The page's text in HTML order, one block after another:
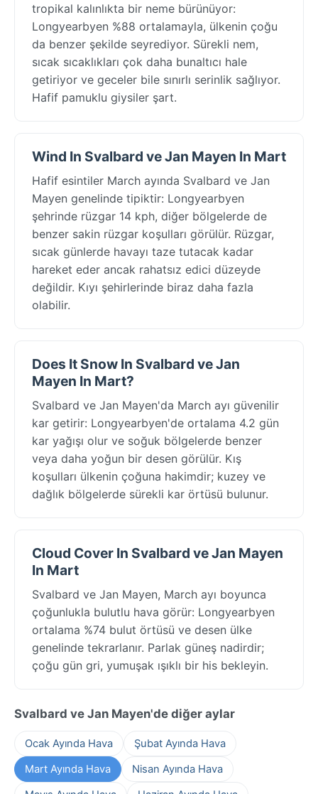
tropikal kalınlıkta bir neme bürünüyor:
Longyearbyen %88 ortalamayla, ülkenin çoğu
da benzer şekilde seyrediyor. Sürekli nem,
sıcak sıcaklıkları çok daha bunaltıcı hale
getiriyor ve geceler bile sınırlı serinlik sağlıyor.
Hafif pamuklu giysiler şart.
Wind In Svalbard ve Jan Mayen In Mart
Hafif esintiler March ayında Svalbard ve Jan
Mayen genelinde tipiktir: Longyearbyen
şehrinde rüzgar 14 kph, diğer bölgelerde de
benzer sakin rüzgar koşulları görülür. Rüzgar,
sıcak günlerde havayı taze tutacak kadar
hareket eder ancak rahatsız edici düzeyde
değildir. Kıyı şehirlerinde biraz daha fazla
olabilir.
Does It Snow In Svalbard ve Jan
Mayen In Mart?
Svalbard ve Jan Mayen'da March ayı güvenilir
kar getirir: Longyearbyen'de ortalama 4.2 gün
kar yağışı olur ve soğuk bölgelerde benzer
veya daha yoğun bir desen görülür. Kış
koşulları ülkenin çoğuna hakimdir; kuzey ve
dağlık bölgelerde sürekli kar örtüsü bulunur.
Cloud Cover In Svalbard ve Jan Mayen
In Mart
Svalbard ve Jan Mayen, March ayı boyunca
çoğunlukla bulutlu hava görür: Longyearbyen
ortalama %74 bulut örtüsü ve desen ülke
genelinde tekrarlanır. Parlak güneş nadirdir;
çoğu gün gri, yumuşak ışıklı bir his bekleyin.
Svalbard ve Jan Mayen'de diğer aylar
Ocak Ayında Hava
Şubat Ayında Hava
Mart Ayında Hava
Nisan Ayında Hava